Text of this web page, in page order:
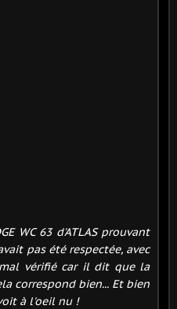
WC 63 d'ATLAS prouvant
pas été respectée, avec
vérifié car il dit que la
correspond bien... Et bien
à l'oeil nu !